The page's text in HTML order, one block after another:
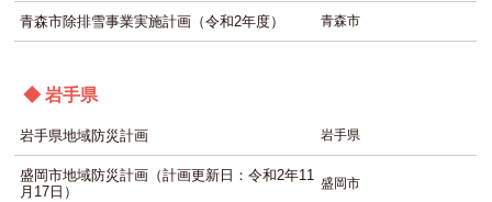
青森市除排雪事業実施計画（令和2年度） 青森市
◆ 岩手県
岩手県地域防災計画 岩手県
盛岡市地域防災計画（計画更新日：令和2年11
月17日）
盛岡市